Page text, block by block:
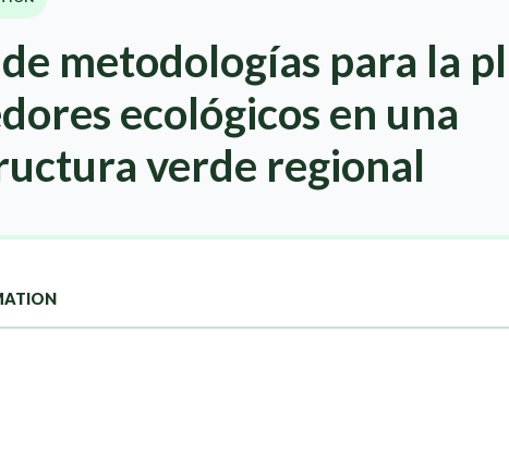
metodologías para la
ecológicos en una
verde regional